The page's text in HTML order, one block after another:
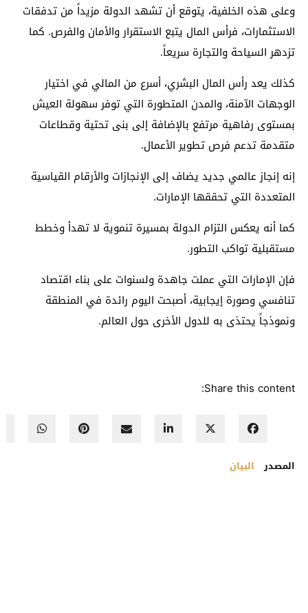
وعلى هذه الخلفية، يتوقع أن تشهد الدولة مزيداً من تدفقات
الاستثمارات، فرأس المال يتبع الاستقرار والأمان والفرص. كما
تزدهر السياحة والتجارة سريعاً.
كذلك يعد رأس المال البشري، أسرع من المالي في اختيار
الوجهات الآمنة، والمدن المتطورة التي توفر سهولة العيش
بمستوى رفاهية مرتفع بالإضافة إلى بنى تحتية وقطاعات
متقدمة تدعم فرص تطوير الأعمال.
إنه إنجاز عالمي جديد يضاف إلى الإنجازات والأرقام القياسية
المتعددة التي تحققها الإمارات.
كما أنه يعكس التزام الدولة بمسيرة تنموية لا تهدأ وخطط
مستقبلية تواكب التطور.
فإن الإمارات التي عملت جاهدة ولسنوات على بناء اقتصاد
تنافسي وصورة إيجابية، أصبحت اليوم رائدة في المنطقة
ونموذجاً يحتذى به للدول الأخرى حول العالم.
Share this content:
المصدر البيان